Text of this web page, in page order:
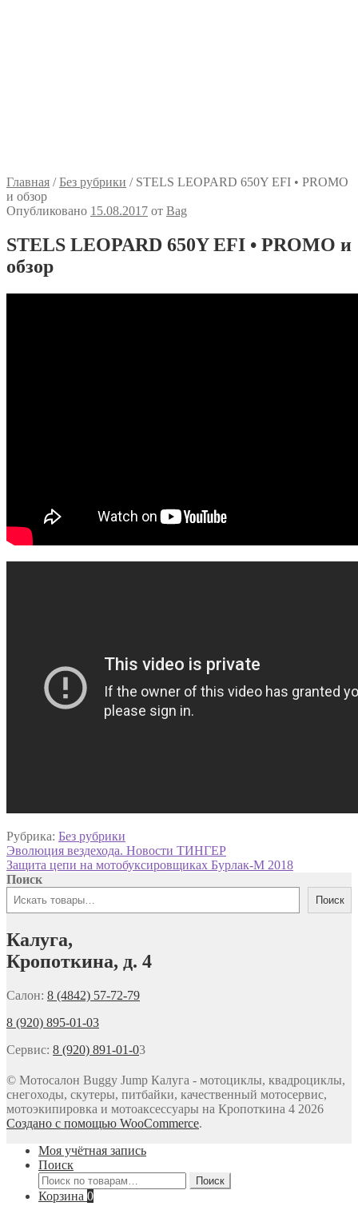
Главная /Без рубрики / STELS LEOPARD 650Y EFI • PROMO
и обзор
Опубликовано 15.08.2017 от Bag
STELS LEOPARD 650Y EFI • PROMO и
обзор
Рубрика: Без рубрики
Навигация
по
записям
Предыдущая
запись:
Эволюция вездехода. Новости ТИНГЕР
Следующая
запись:
Защита цепи на мотобуксировщиках Бурлак-М 2018
Поиск
Поиск
Калуга,
Кропоткина, д. 4
Салон: 8 (4842) 57-72-79
8 (920) 895-01-03
Сервис: 8 (920) 891-01-03
© Мотосалон Buggy Jump Калуга - мотоциклы, квадроциклы,
снегоходы, скутеры, питбайки, качественный мотосервис,
мотоэкипировка и мотоаксессуары на Кропоткина 4 2026
Создано с помощью WooCommerce.
Моя учётная запись
Поиск
Искать:
Поиск
Корзина 0